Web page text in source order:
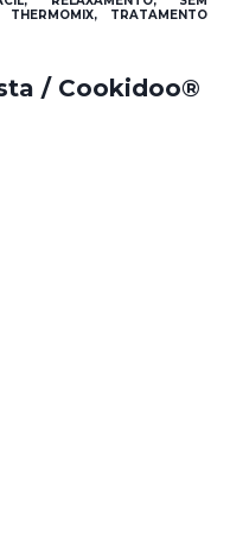
THERMOMIX, TRATAMENTO
/ Cookidoo®